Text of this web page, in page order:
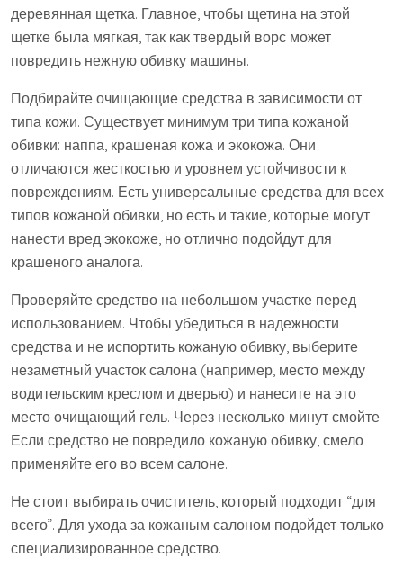
деревянная щетка. Главное, чтобы щетина на этой
щетке была мягкая, так как твердый ворс может
повредить нежную обивку машины.
Подбирайте очищающие средства в зависимости от
типа кожи. Существует минимум три типа кожаной
обивки: наппа, крашеная кожа и экокожа. Они
отличаются жесткостью и уровнем устойчивости к
повреждениям. Есть универсальные средства для всех
типов кожаной обивки, но есть и такие, которые могут
нанести вред экокоже, но отлично подойдут для
крашеного аналога.
Проверяйте средство на небольшом участке перед
использованием. Чтобы убедиться в надежности
средства и не испортить кожаную обивку, выберите
незаметный участок салона (например, место между
водительским креслом и дверью) и нанесите на это
место очищающий гель. Через несколько минут смойте.
Если средство не повредило кожаную обивку, смело
применяйте его во всем салоне.
Не стоит выбирать очиститель, который подходит “для
всего”. Для ухода за кожаным салоном подойдет только
специализированное средство.